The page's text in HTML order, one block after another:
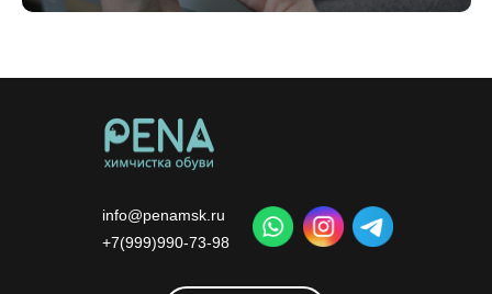
info@penamsk.ru
+7(999)990-73-98